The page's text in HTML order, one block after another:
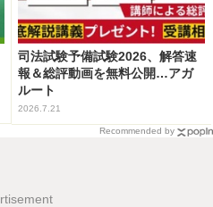
司法試験予備試験2026、解答速
報＆総評動画を無料公開…アガ
ルート
2026.7.21
Recommended by